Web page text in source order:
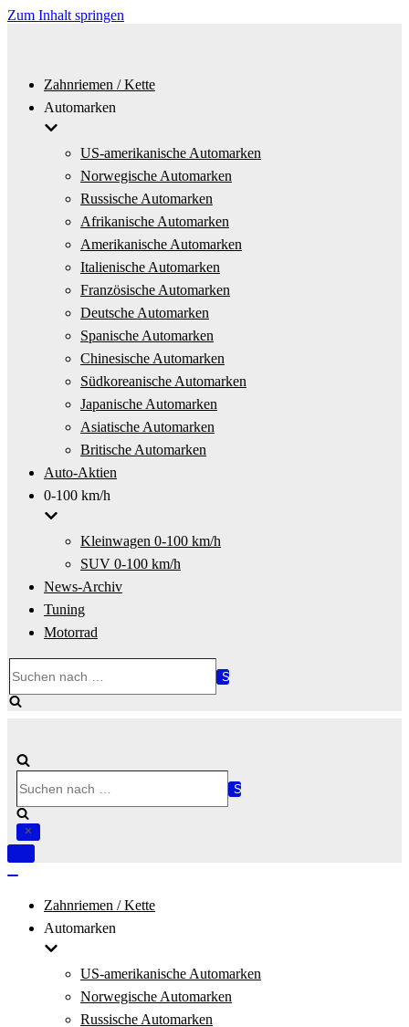
Zum Inhalt springen
Zahnriemen / Kette
Automarken
US-amerikanische Automarken
Norwegische Automarken
Russische Automarken
Afrikanische Automarken
Amerikanische Automarken
Italienische Automarken
Französische Automarken
Deutsche Automarken
Spanische Automarken
Chinesische Automarken
Südkoreanische Automarken
Japanische Automarken
Asiatische Automarken
Britische Automarken
Auto-Aktien
0-100 km/h
Kleinwagen 0-100 km/h
SUV 0-100 km/h
News-Archiv
Tuning
Motorrad
nach …
nach …
Navigation
Zahnriemen / Kette
Automarken
US-amerikanische Automarken
Norwegische Automarken
Russische Automarken